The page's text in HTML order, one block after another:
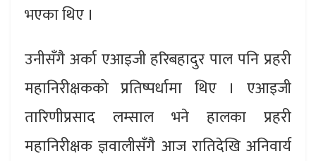
भएका थिए ।
उनीसँगै अर्का एआइजी हरिबहादुर पाल पनि प्रहरी
महानिरीक्षकको प्रतिष्पर्धामा थिए । एआइजी
तारिणीप्रसाद लम्साल भने हालका प्रहरी
महानिरीक्षक ज्ञवालीसँगै आज रातिदेखि अनिवार्य